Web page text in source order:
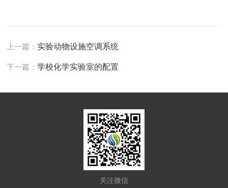
上一篇： 实验动物设施空调系统
下一篇：学校化学实验室的配置
关注微信